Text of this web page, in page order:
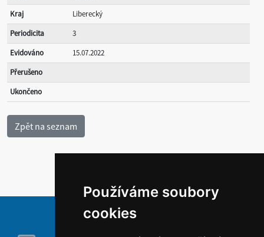
Používáme soubory
cookies
Kraj
Liberecký
Periodicita
3
Evidováno
15.07.2022
Přerušeno
Ukončeno